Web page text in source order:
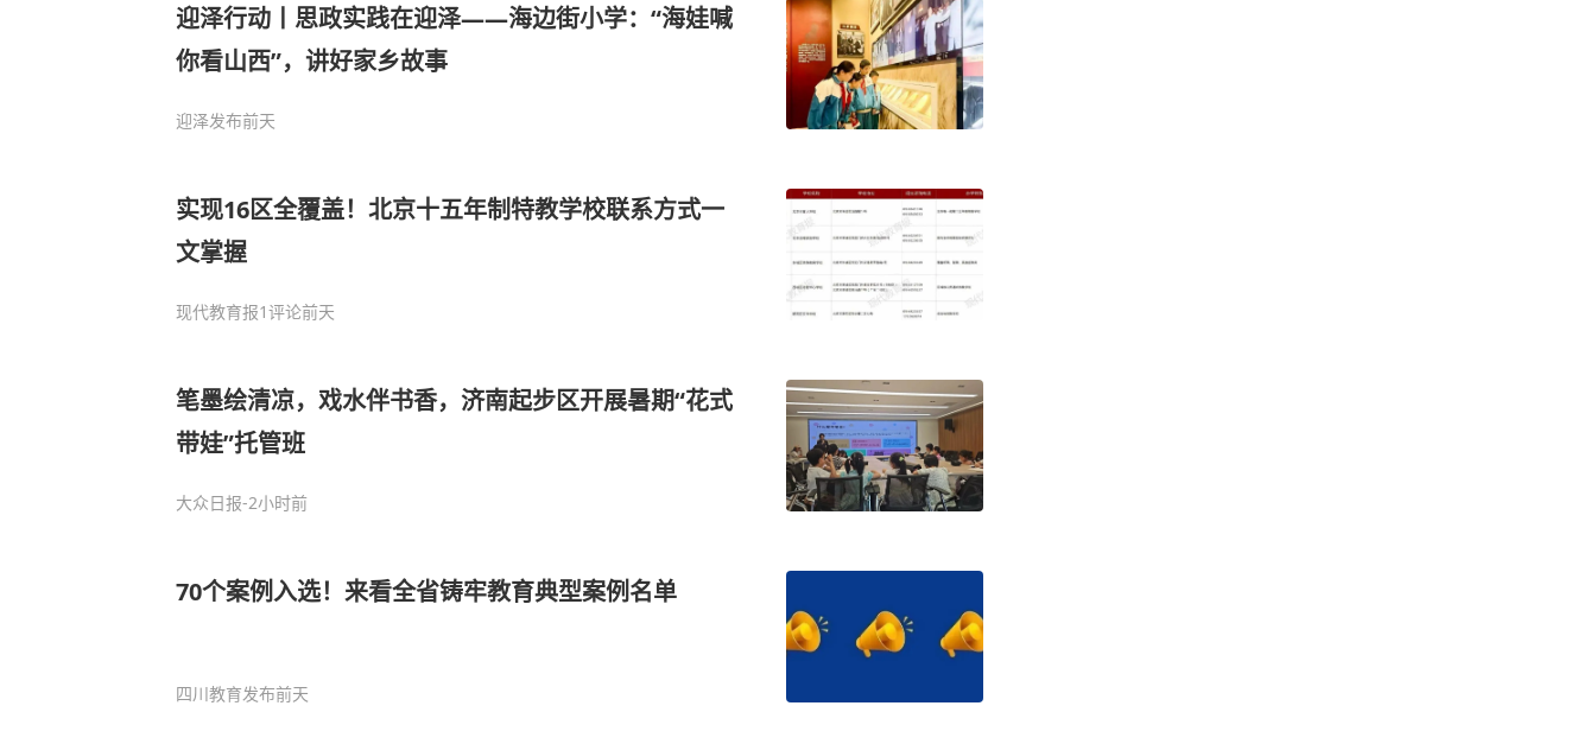
迎泽行动丨思政实践在迎泽——海边街小学：“海娃喊
你看山西”，讲好家乡故事
迎泽发布前天
实现16区全覆盖！北京十五年制特教学校联系方式一
文掌握
现代教育报1评论前天
笔墨绘清凉，戏水伴书香，济南起步区开展暑期“花式
带娃”托管班
大众日报-2小时前
70个案例入选！来看全省铸牢教育典型案例名单
四川教育发布前天